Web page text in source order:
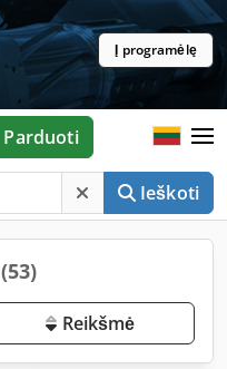
Į programėlę
Ieškoti
Parduoti
(53)
Reikšmė